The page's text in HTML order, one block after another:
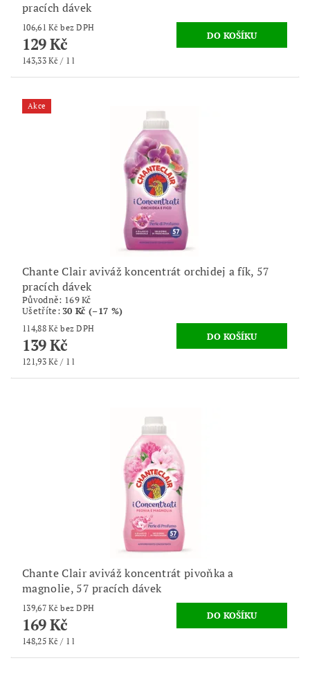
pracích dávek
106,61 Kč bez DPH
129 Kč
143,33 Kč / 1 l
Akce
Chante Clair aviváž koncentrát orchidej a fík, 57
pracích dávek
Původně: 169 Kč
Ušetříte: 30 Kč (–17 %)
114,88 Kč bez DPH
139 Kč
121,93 Kč / 1 l
Chante Clair aviváž koncentrát pivoňka a
magnolie, 57 pracích dávek
139,67 Kč bez DPH
169 Kč
148,25 Kč / 1 l